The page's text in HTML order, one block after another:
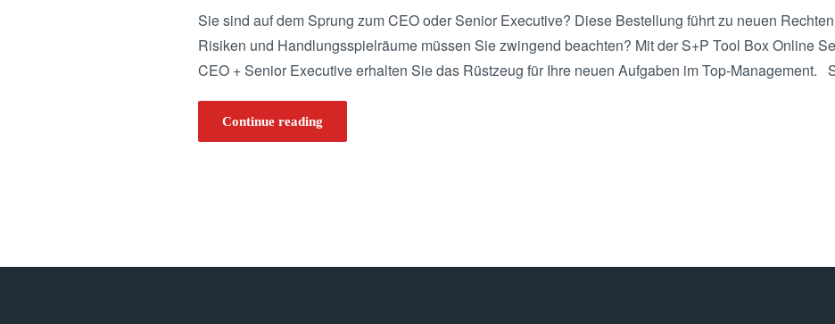
Sie sind auf dem Sprung zum CEO oder Senior Executive? Diese Bestellung führt zu neuen
Risiken und Handlungsspielräume müssen Sie zwingend beachten? Mit der S+P Tool Box Online
CEO + Senior Executive erhalten Sie das Rüstzeug für Ihre neuen Aufgaben im Top-Management.
Continue reading